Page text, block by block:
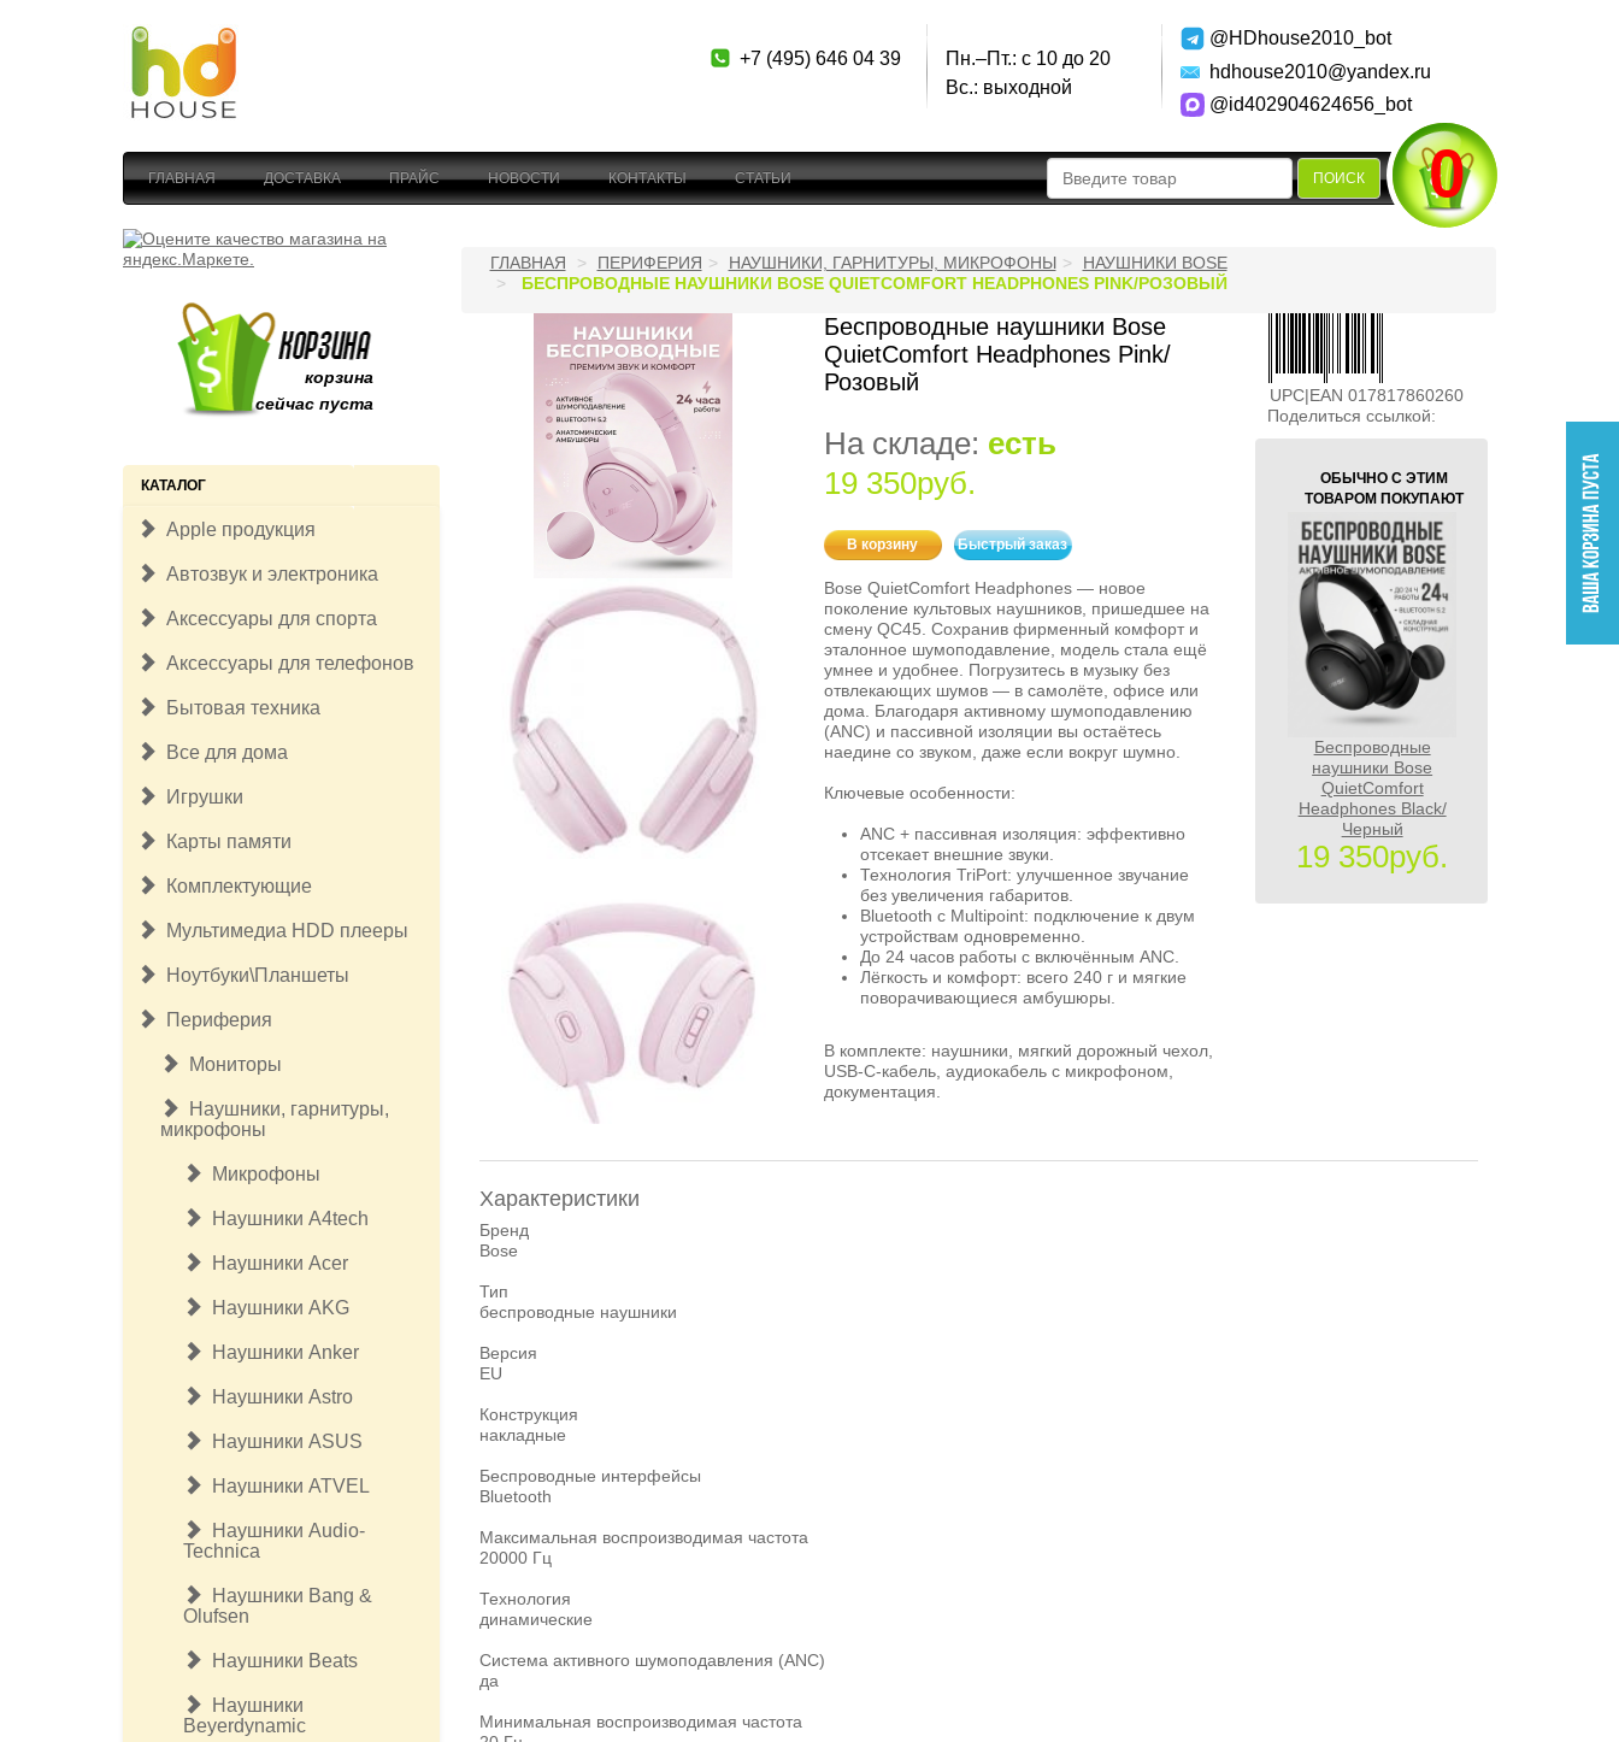
+7 (495) 646 04 39
Пн.–Пт.: с 10 до 20
Вс.: выходной
@HDhouse2010_bot
hdhouse2010@yandex.ru
@id402904624656_bot
ГЛАВНАЯ ДОСТАВКА ПРАЙС НОВОСТИ КОНТАКТЫ СТАТЬИ ПОИСК 0
корзина
сейчас пуста
КАТАЛОГ
Apple продукция
Автозвук и электроника
Аксессуары для спорта
Аксессуары для телефонов
Бытовая техника
Все для дома
Игрушки
Карты памяти
Комплектующие
Мультимедиа HDD плееры
Ноутбуки\Планшеты
Периферия
Мониторы
Наушники, гарнитуры,
микрофоны
Микрофоны
Наушники A4tech
Наушники Acer
Наушники AKG
Наушники Anker
Наушники Astro
Наушники ASUS
Наушники ATVEL
Наушники Audio-
Technica
Наушники Bang &
Olufsen
Наушники Beats
Наушники
Beyerdynamic
ГЛАВНАЯ ПЕРИФЕРИЯ НАУШНИКИ, ГАРНИТУРЫ, МИКРОФОНЫ
НАУШНИКИ BOSE
БЕСПРОВОДНЫЕ НАУШНИКИ BOSE QUIETCOMFORT HEADPHONES PINK/РОЗОВЫЙ
Беспроводные наушники Bose
QuietComfort Headphones Pink/
Розовый
На складе: есть
19 350руб.
В корзину Быстрый заказ
Bose QuietComfort Headphones — новое
поколение культовых наушников, пришедшее на
смену QC45. Сохранив фирменный комфорт и
эталонное шумоподавление, модель стала ещё
умнее и удобнее. Погрузитесь в музыку без
отвлекающих шумов — в самолёте, офисе или
дома. Благодаря активному шумоподавлению
(ANC) и пассивной изоляции вы остаётесь
наедине со звуком, даже если вокруг шумно.
Ключевые особенности:
ANC + пассивная изоляция: эффективно
отсекает внешние звуки.
Технология TriPort: улучшенное звучание
без увеличения габаритов.
Bluetooth с Multipoint: подключение к двум
устройствам одновременно.
До 24 часов работы с включённым ANC.
Лёгкость и комфорт: всего 240 г и мягкие
поворачивающиеся амбушюры.
В комплекте: наушники, мягкий дорожный чехол,
USB‑C‑кабель, аудиокабель с микрофоном,
документация.
UPC|EAN 017817860260
Поделиться ссылкой:
ОБЫЧНО С ЭТИМ
ТОВАРОМ ПОКУПАЮТ
Беспроводные
наушники Bose
QuietComfort
Headphones Black/
Черный
19 350руб.
Характеристики
Бренд
Bose
Тип
беспроводные наушники
Версия
EU
Конструкция
накладные
Беспроводные интерфейсы
Bluetooth
Максимальная воспроизводимая частота
20000 Гц
Технология
динамические
Система активного шумоподавления (ANC)
да
Минимальная воспроизводимая частота